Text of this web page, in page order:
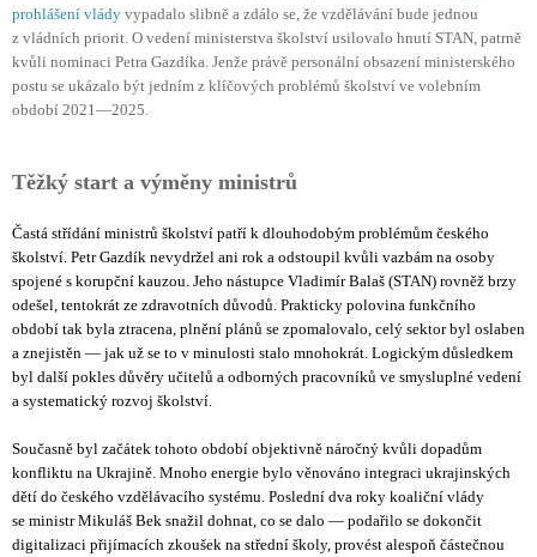
prohlášení vlády vypadalo slibně a zdálo se, že vzdělávání bude jednou
z vládních priorit. O vedení ministerstva školství usilovalo hnutí STAN, patrně
kvůli nominaci Petra Gazdíka. Jenže právě personální obsazení ministerského
postu se ukázalo být jedním z klíčových problémů školství ve volebním
období 2021—2025.
Těžký start a výměny ministrů
Častá střídání ministrů školství patří k dlouhodobým problémům českého
školství. Petr Gazdík nevydržel ani rok a odstoupil kvůli vazbám na osoby
spojené s korupční kauzou. Jeho nástupce Vladimír Balaš (STAN) rovněž brzy
odešel, tentokrát ze zdravotních důvodů. Prakticky polovina funkčního
období tak byla ztracena, plnění plánů se zpomalovalo, celý sektor byl oslaben
a znejistěn — jak už se to v minulosti stalo mnohokrát. Logickým důsledkem
byl další pokles důvěry učitelů a odborných pracovníků ve smysluplné vedení
a systematický rozvoj školství.
Současně byl začátek tohoto období objektivně náročný kvůli dopadům
konfliktu na Ukrajině. Mnoho energie bylo věnováno integraci ukrajinských
dětí do českého vzdělávacího systému. Poslední dva roky koaliční vlády
se ministr Mikuláš Bek snažil dohnat, co se dalo — podařilo se dokončit
digitalizaci přijímacích zkoušek na střední školy, provést alespoň částečnou